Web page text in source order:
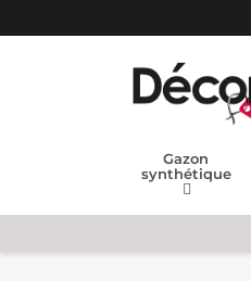
Gazon
synthétique